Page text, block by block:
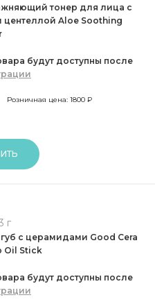
тонер для лица с
центеллой Aloe Soothing
будут доступны после
Розничная цена: 1800 ₽
г
с церамидами Good Cera
Oil Stick
будут доступны после